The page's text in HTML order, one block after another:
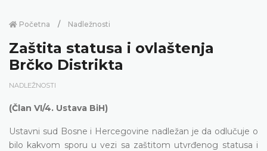
Početna Nadležnosti
Zaštita statusa i ovlaštenja
Brčko Distrikta
NADLEŽNOSTI
(Član VI/4. Ustava BiH)
Ustavni sud Bosne i Hercegovine nadležan je da odlučuje o
bilo kakvom sporu u vezi sa zaštitom utvrđenog statusa i